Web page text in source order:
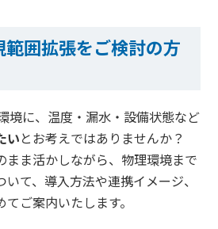
囲拡張をご検討の方
境に、温度・漏水・設備状態など
いとお考えではありませんか？
まま活かしながら、物理環境まで
て、導入方法や連携イメージ、
ご案内いたします。